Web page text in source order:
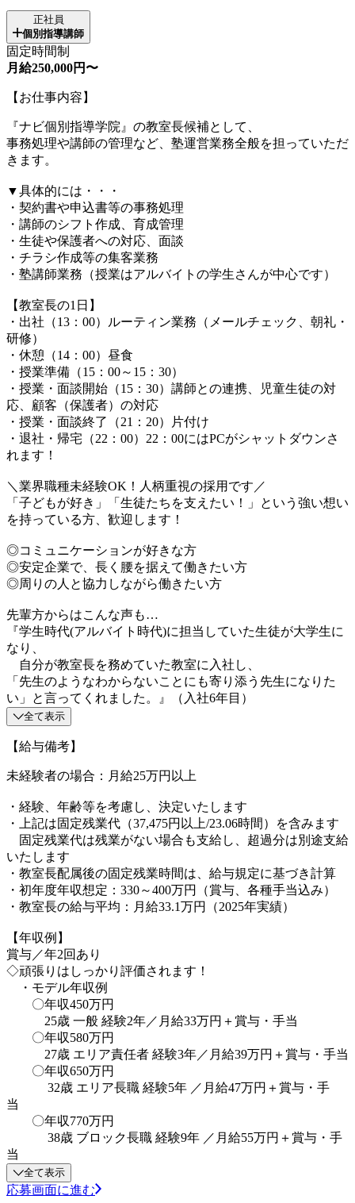
正社員
個別指導講師
固定時間制
月給250,000円〜
【お仕事内容】
『ナビ個別指導学院』の教室長候補として、
事務処理や講師の管理など、塾運営業務全般を担っていただ
きます。
▼具体的には・・・
・契約書や申込書等の事務処理
・講師のシフト作成、育成管理
・生徒や保護者への対応、面談
・チラシ作成等の集客業務
・塾講師業務（授業はアルバイトの学生さんが中心です）
【教室長の1日】
・出社（13：00）ルーティン業務（メールチェック、朝礼・
研修）
・休憩（14：00）昼食
・授業準備（15：00～15：30）
・授業・面談開始（15：30）講師との連携、児童生徒の対
応、顧客（保護者）の対応
・授業・面談終了（21：20）片付け
・退社・帰宅（22：00）22：00にはPCがシャットダウンさ
れます！
＼業界職種未経験OK！人柄重視の採用です／
「子どもが好き」「生徒たちを支えたい！」という強い想い
を持っている方、歓迎します！
◎コミュニケーションが好きな方
◎安定企業で、長く腰を据えて働きたい方
◎周りの人と協力しながら働きたい方
先輩方からはこんな声も…
『学生時代(アルバイト時代)に担当していた生徒が大学生に
なり、
自分が教室長を務めていた教室に入社し、
「先生のようなわからないことにも寄り添う先生になりた
い」と言ってくれました。』（入社6年目）
全て表示
【給与備考】
未経験者の場合：月給25万円以上
・経験、年齢等を考慮し、決定いたします
・上記は固定残業代（37,475円以上/23.06時間）を含みます
固定残業代は残業がない場合も支給し、超過分は別途支給
いたします
・教室長配属後の固定残業時間は、給与規定に基づき計算
・初年度年収想定：330～400万円（賞与、各種手当込み）
・教室長の給与平均：月給33.1万円（2025年実績）
【年収例】
賞与／年2回あり
◇頑張りはしっかり評価されます！
・モデル年収例
〇年収450万円
25歳 一般 経験2年／月給33万円＋賞与・手当
〇年収580万円
27歳 エリア責任者 経験3年／月給39万円＋賞与・手当
〇年収650万円
32歳 エリア長職 経験5年 ／月給47万円＋賞与・手
当
〇年収770万円
38歳 ブロック長職 経験9年 ／月給55万円＋賞与・手
当
全て表示
応募画面に進む